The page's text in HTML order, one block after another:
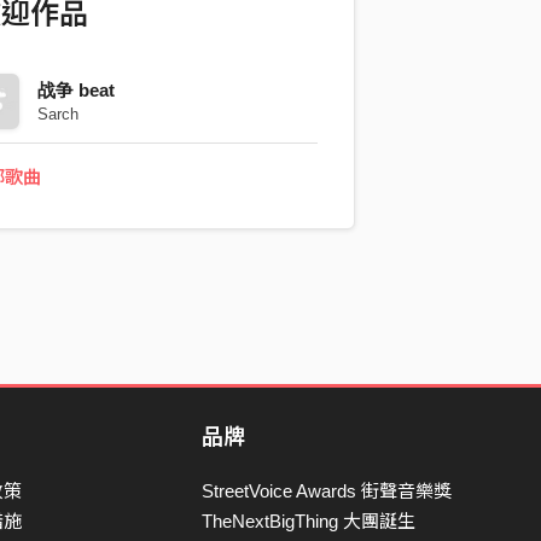
作品
战争 beat
Sarch
曲
策
施
品牌
StreetVoice Awards 街聲音樂獎
TheNextBigThing 大團誕生